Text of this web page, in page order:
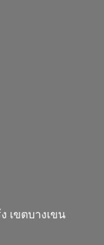
เขตบางเขน